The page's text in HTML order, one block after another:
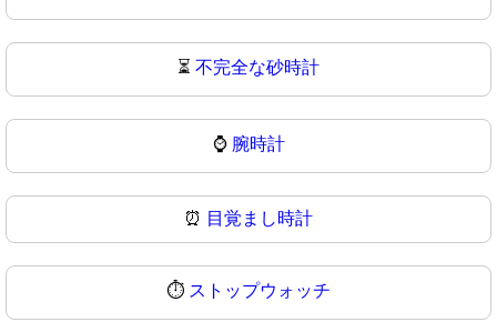
⏳ 不完全な砂時計
⌚ 腕時計
⏰ 目覚まし時計
⏱️ ストップウォッチ